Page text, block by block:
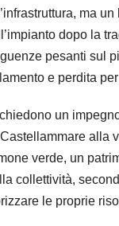
ma
dopo la
pesanti sul
e perdita
chiedono un
alla
verde, un
collettività,
le proprie